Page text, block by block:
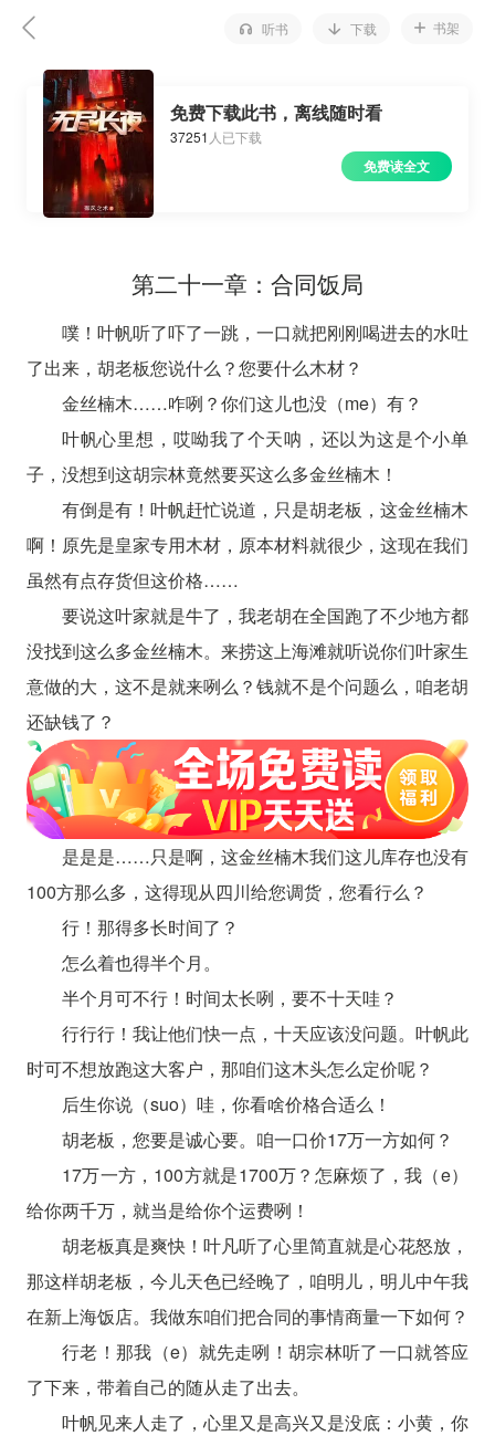
听书 下载 书架
免费下载此书，离线随时看
37251 人已下载
免费读全文
第二十一章：合同饭局
噗！叶帆听了吓了一跳，一口就把刚刚喝进去的水吐
了出来，胡老板您说什么？您要什么木材？
金丝楠木……咋咧？你们这儿也没（me）有？
叶帆心里想，哎呦我了个天呐，还以为这是个小单
子，没想到这胡宗林竟然要买这么多金丝楠木！
有倒是有！叶帆赶忙说道，只是胡老板，这金丝楠木
啊！原先是皇家专用木材，原本材料就很少，这现在我们
虽然有点存货但这价格……
要说这叶家就是牛了，我老胡在全国跑了不少地方都
没找到这么多金丝楠木。来捞这上海滩就听说你们叶家生
意做的大，这不是就来咧么？钱就不是个问题么，咱老胡
还缺钱了？
是是是……只是啊，这金丝楠木我们这儿库存也没有
100方那么多，这得现从四川给您调货，您看行么？
行！那得多长时间了？
怎么着也得半个月。
半个月可不行！时间太长咧，要不十天哇？
行行行！我让他们快一点，十天应该没问题。叶帆此
时可不想放跑这大客户，那咱们这木头怎么定价呢？
后生你说（suo）哇，你看啥价格合适么！
胡老板，您要是诚心要。咱一口价17万一方如何？
17万一方，100方就是1700万？怎麻烦了，我（e）
给你两千万，就当是给你个运费咧！
胡老板真是爽快！叶凡听了心里简直就是心花怒放，
那这样胡老板，今儿天色已经晚了，咱明儿，明儿中午我
在新上海饭店。我做东咱们把合同的事情商量一下如何？
行老！那我（e）就先走咧！胡宗林听了一口就答应
了下来，带着自己的随从走了出去。
叶帆见来人走了，心里又是高兴又是没底：小黄，你